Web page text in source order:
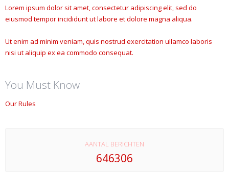
Lorem ipsum dolor sit amet, consectetur adipiscing elit, sed do
eiusmod tempor incididunt ut labore et dolore magna aliqua.
Ut enim ad minim veniam, quis nostrud exercitation ullamco laboris
nisi ut aliquip ex ea commodo consequat.
You Must Know
Our Rules
AANTAL BERICHTEN
646306